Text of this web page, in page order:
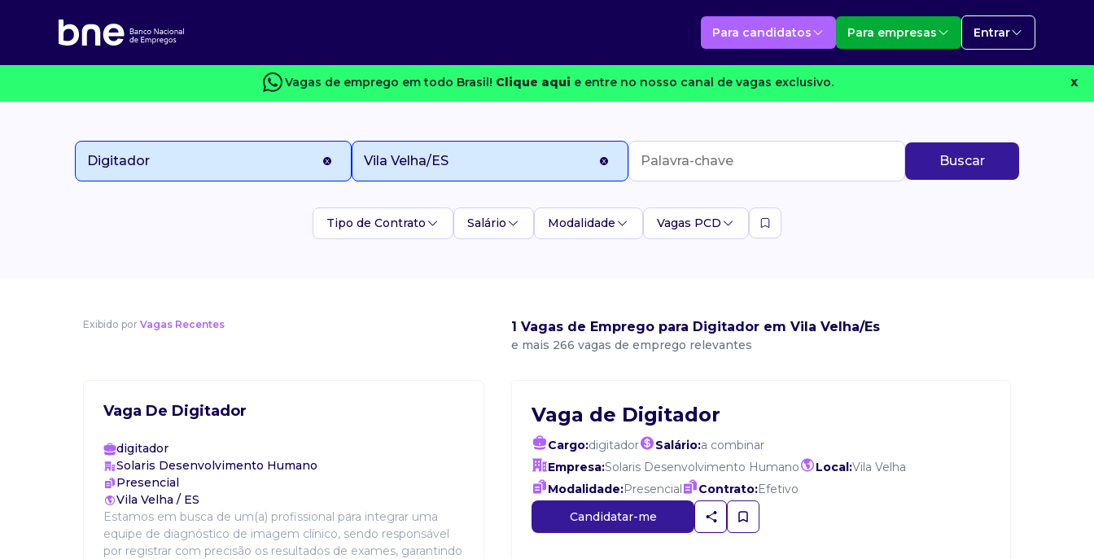
Para candidatos Para empresas Entrar
Vagas de emprego em todo Brasil! Clique aqui e entre no nosso canal de vagas exclusivo. X
Buscar
Tipo de Contrato Salário Modalidade Vagas PCD
Exibido por Vagas Recentes 1 Vagas de Emprego para Digitador em Vila Velha/Es
e mais 266 vagas de emprego relevantes
Vaga De Digitador
digitador
Solaris Desenvolvimento Humano
Presencial
Vila Velha / ES
Estamos em busca de um(a) profissional para integrar uma
equipe de diagnóstico de imagem clínico, sendo responsável
por registrar com precisão os resultados de exames, garantindo
Vaga de Digitador
Cargo:digitador Salário:a combinar
Empresa:Solaris Desenvolvimento Humano Local:Vila Velha
Modalidade:Presencial Contrato:Efetivo
Candidatar-me